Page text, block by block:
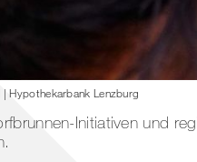
| Hypothekarbank Lenzburg
Initiativen und